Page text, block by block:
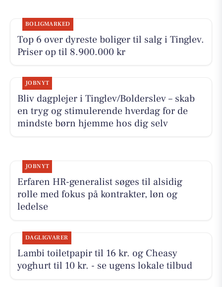
BOLIGMARKED
Top 6 over dyreste boliger til salg i Tinglev.
Priser op til 8.900.000 kr
JOBNYT
Bliv dagplejer i Tinglev/Bolderslev – skab
en tryg og stimulerende hverdag for de
mindste børn hjemme hos dig selv
JOBNYT
Erfaren HR-generalist søges til alsidig
rolle med fokus på kontrakter, løn og
ledelse
DAGLIGVARER
Lambi toiletpapir til 16 kr. og Cheasy
yoghurt til 10 kr. - se ugens lokale tilbud